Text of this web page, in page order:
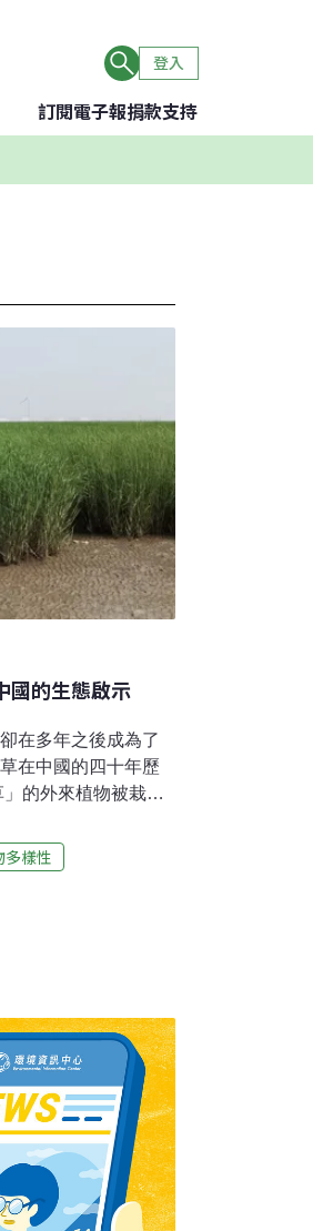
登入
訂閱電子報捐款支持
國的生態啟示
在多年之後成為了
在中國的四十年歷
的外來植物被栽種
米草防治工程。
沼的48.3%已經被
互花米草防治的
多樣性